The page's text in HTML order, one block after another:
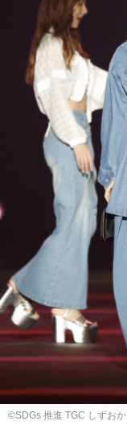
©SDGs 推進 TGC しずお